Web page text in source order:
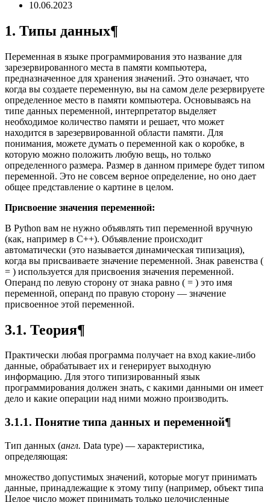
10.06.2023
1. Типы данных¶
Переменная в языке программирования это название для
зарезервированного места в памяти компьютера,
предназначенное для хранения значений. Это означает, что
когда вы создаете переменную, вы на самом деле резервируете
определенное место в памяти компьютера. Основываясь на
типе данных переменной, интерпретатор выделяет
необходимое количество памяти и решает, что может
находится в зарезервированной области памяти. Для
понимания, можете думать о переменной как о коробке, в
которую можно положить любую вещь, но только
определенного размера. Размер в данном примере будет типом
переменной. Это не совсем верное определение, но оно дает
общее представление о картине в целом.
Присвоение значения переменной:
В Python вам не нужно объявлять тип переменной вручную
(как, например в С++). Объявление происходит
автоматически (это называется динамическая типизация),
когда вы присваиваете значение переменной. Знак равенства (
= ) используется для присвоения значения переменной.
Операнд по левую сторону от знака равно ( = ) это имя
переменной, операнд по правую сторону — значение
присвоенное этой переменной.
3.1. Теория¶
Практически любая программа получает на вход какие-либо
данные, обрабатывает их и генерирует выходную
информацию. Для этого типизированный язык
программирования должен знать, с какими данными он имеет
дело и какие операции над ними можно производить.
3.1.1. Понятие типа данных и переменной¶
Тип данных (англ. Data type) — характеристика,
определяющая:
множество допустимых значений, которые могут принимать
данные, принадлежащие к этому типу (например, объект типа
Целое число может принимать только целочисленные